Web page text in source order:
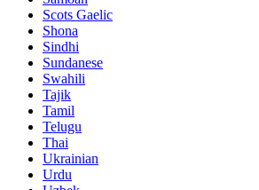
Scots Gaelic
Shona
Sindhi
Sundanese
Swahili
Tajik
Tamil
Telugu
Thai
Ukrainian
Urdu